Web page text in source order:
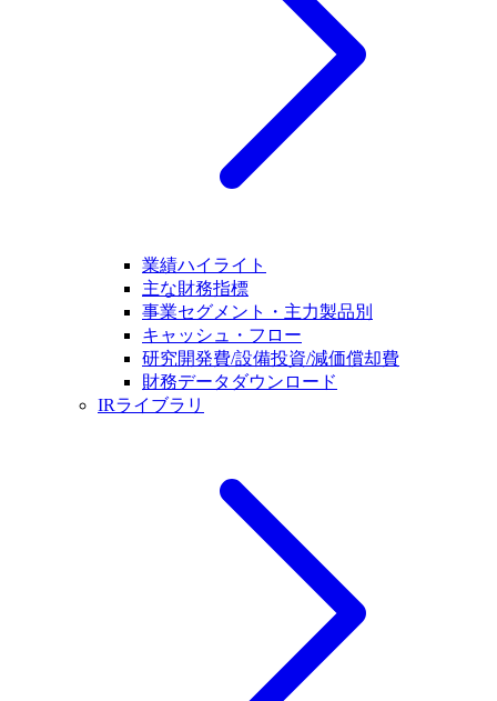
業績ハイライト
主な財務指標
事業セグメント・主力製品別
キャッシュ・フロー
研究開発費/設備投資/減価償却費
財務データダウンロード
IRライブラリ